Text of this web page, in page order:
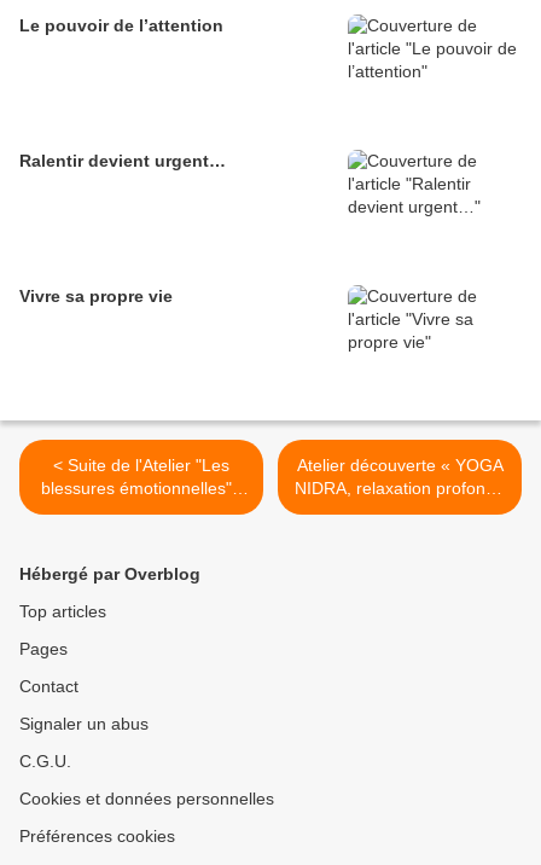
Le pouvoir de l’attention
Ralentir devient urgent…
Vivre sa propre vie
< Suite de l'Atelier "Les
blessures émotionnelles" :
les reconnaître et les
Atelier découverte « YOGA
NIDRA, relaxation profonde
» >
Hébergé par Overblog
Top articles
Pages
Contact
Signaler un abus
C.G.U.
Cookies et données personnelles
Préférences cookies